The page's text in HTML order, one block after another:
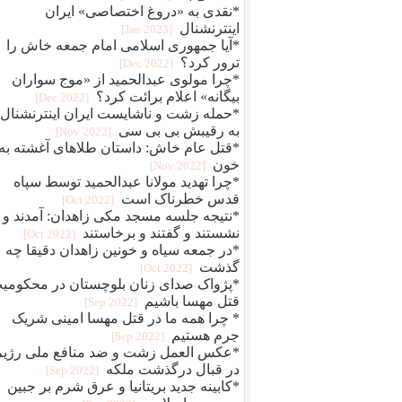
*نقدی به «دروغ اختصاصی» ایران
اینترنشنال
[2023 Jan]
*آیا جمهوری اسلامی امام جمعه خاش را
ترور کرد؟
[2022 Dec]
*چرا مولوی عبدالحمید از «موج سواران
بیگانه» اعلام برائت کرد؟
[2022 Dec]
*حمله زشت و ناشایست ایران اینترنشنال
به رقیبش بی بی سی
[2022 Nov]
*قتل عام خاش: داستان طلاهای آغشته
خون
[2022 Nov]
*چرا تهدید مولانا عبدالحمید توسط سپاه
قدس خطرناک است
[2022 Oct]
*نتیجه جلسه مسجد مکی زاهدان: آمدند و
نشستند و گفتند و برخاستند
[2022 Oct]
*در جمعه سیاه و خونین زاهدان دقیقا چه
گذشت
[2022 Oct]
*پژواک صدای زنان بلوچستان در
قتل مهسا باشیم
[2022 Sep]
* چرا همه ما در قتل مهسا امینی شریک
جرم هستیم
[2022 Sep]
*عکس العمل زشت و ضد منافع ملی
در قبال درگذشت ملکه
[2022 Sep]
*کابینه جدید بریتانیا و عرق شرم بر جبین